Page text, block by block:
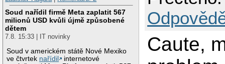
Soud nařídil firmě Meta zaplatit 567
milionů USD kvůli újmě způsobené
dětem
7.8. 15:33 | IT novinky
Soud v americkém státě Nové Mexiko
ve čtvrtek nařídil
internetové
Caute,